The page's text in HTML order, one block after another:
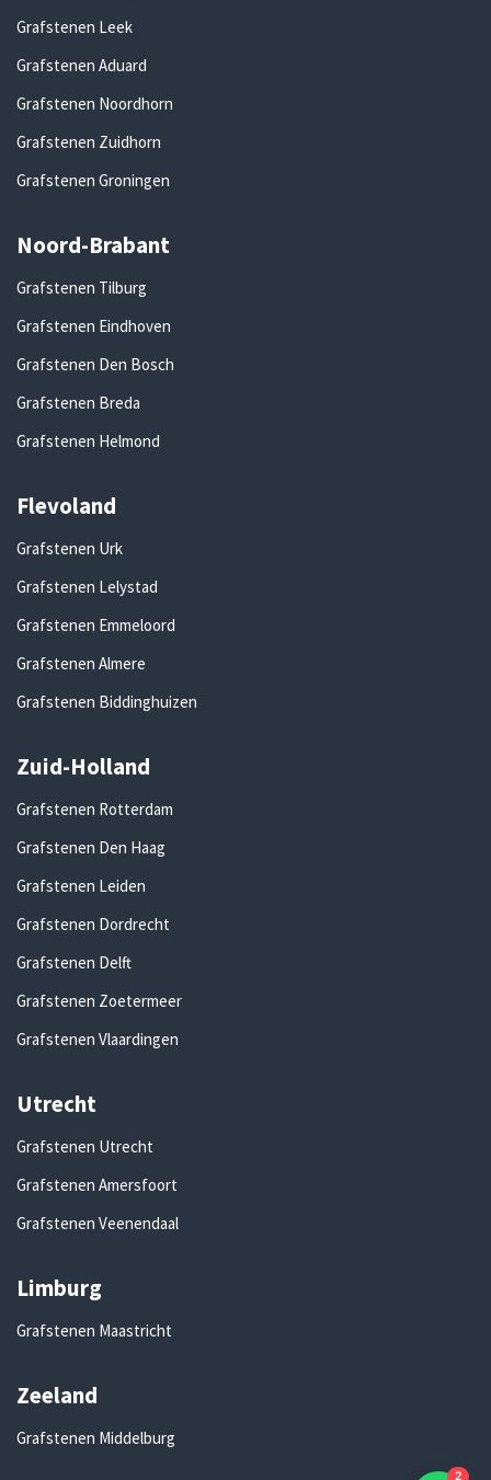
Grafstenen Leek
Grafstenen Aduard
Grafstenen Noordhorn
Grafstenen Zuidhorn
Grafstenen Groningen
Noord-Brabant
Grafstenen Tilburg
Grafstenen Eindhoven
Grafstenen Den Bosch
Grafstenen Breda
Grafstenen Helmond
Flevoland
Grafstenen Urk
Grafstenen Lelystad
Grafstenen Emmeloord
Grafstenen Almere
Grafstenen Biddinghuizen
Zuid-Holland
Grafstenen Rotterdam
Grafstenen Den Haag
Grafstenen Leiden
Grafstenen Dordrecht
Grafstenen Delft
Grafstenen Zoetermeer
Grafstenen Vlaardingen
Utrecht
Grafstenen Utrecht
Grafstenen Amersfoort
Grafstenen Veenendaal
Limburg
Grafstenen Maastricht
Zeeland
Grafstenen Middelburg
2